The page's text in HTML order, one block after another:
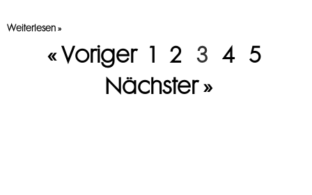
Weiterlesen »
« Voriger 1 2 3 4 5
Nächster »